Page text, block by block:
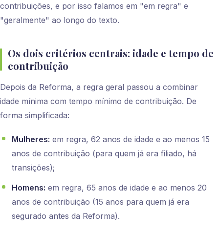
contribuições, e por isso falamos em "em regra" e
"geralmente" ao longo do texto.
Os dois critérios centrais: idade e tempo de
contribuição
Depois da Reforma, a regra geral passou a combinar
idade mínima com tempo mínimo de contribuição. De
forma simplificada:
Mulheres: em regra, 62 anos de idade e ao menos 15
anos de contribuição (para quem já era filiado, há
transições);
Homens: em regra, 65 anos de idade e ao menos 20
anos de contribuição (15 anos para quem já era
segurado antes da Reforma).